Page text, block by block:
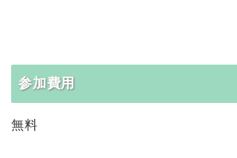
参加費用
無料